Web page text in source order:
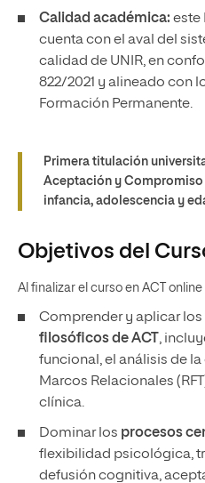
Calidad académica: este
cuenta con el aval del
calidad de UNIR, en
822/2021 y alineado con
Formación Permanente.
Primera titulación
Aceptación y
infancia, adolescencia y
Objetivos del
Al finalizar el curso en ACT
Comprender y aplicar los
filosóficos de ACT ,
funcional, el análisis de
Marcos Relacionales
clínica.
Dominar los procesos
flexibilidad psicológica,
defusión cognitiva,